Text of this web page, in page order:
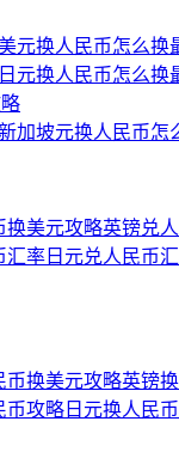
元换人民币怎么换
元换人民币怎么换
加坡元换人民币怎
换美元攻略英镑兑
汇率 日元兑人民币
币换美元攻略英镑
币攻略 日元换人民